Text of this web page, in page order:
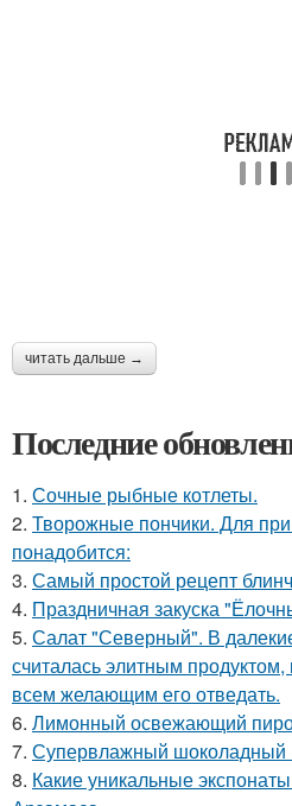
читать дальше →
Последние
1. Сочные рыбные котлеты.
2. Творожные пончики. Для
понадобится:
3. Самый простой рецепт
4. Праздничная закуска
5. Салат "Северный". В
считалась элитным
всем желающим его отведать.
6. Лимонный освежающий
7. Супервлажный шоколадный
8. Какие уникальные